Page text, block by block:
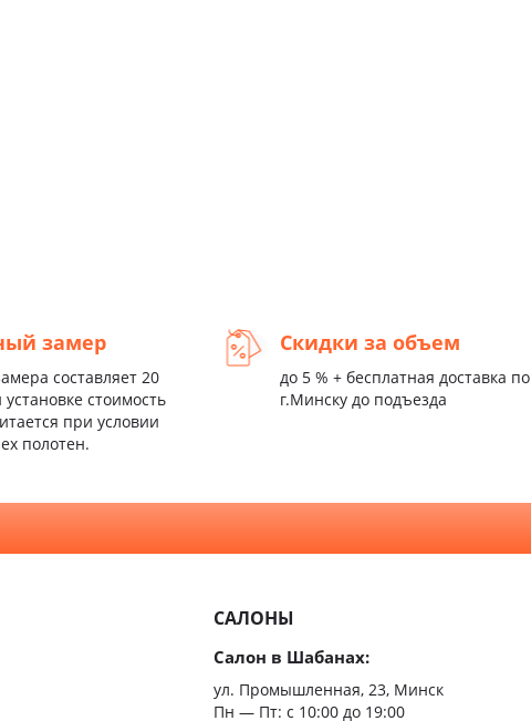
замер
составляет 20
стоимость
при условии
полотен.
Скидки за объем
до 5 % + бесплатная доставка по
г.Минску до подъезда
САЛОНЫ
Салон в Шабанах:
ул. Промышленная, 23, Минск
Пн — Пт: с 10:00 до 19:00